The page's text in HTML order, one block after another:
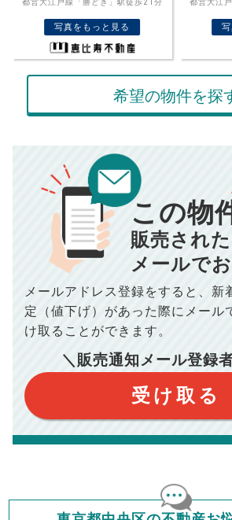
ボーナス
返済金額
返済シミュレーション
毎月の支払額
年間の支払額
総支払額
このシミュレーターは元利均等返済方式で
このシミュレーターは、四捨五入にて計算
このシミュレーターはお借り入れの全期
このシミュレーターでの結果は、お借り入
ありません。
このシミュレーターをご利用された方の、
ますが、お借り入れの際に各金融機関にご
会員マイページで
計算する
00万円
■仲介手数料／ 00万円
■売買契約書印紙／ 0
■抵当権抹消費用／0万円
※購入価格よりも売却価格が高い場合、譲
場合がございます。詳しくは最寄りの税務
※シミュレーター結果はあくまでも概算であ
保証するものではございません。
※上記売却費用には、住所変更登記の費用、
宅ローンの一括繰上返済の手数料等は含ま
で予めご了承ください。
※仲介手数料は宅地建物取引業法で定められ
おります。（物件価格×3%＋6万円＋消費
都営大江戸線「勝どき」駅徒歩11分
写真をもっと見る
都営大江
希望の物件を探
この物
販売され
メールで
メールアドレス登録をすると、 新
定（値下げ）があった際に メール
け取ることができます。
＼販売通知メール登録
受け取る